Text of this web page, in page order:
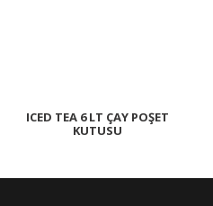
ICED TEA 6 LT ÇAY POŞET
KUTUSU